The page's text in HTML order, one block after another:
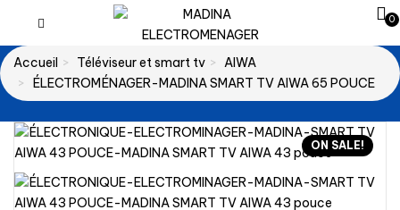
0
Accueil Téléviseur et smart tv
AIWA
ÉLECTROMÉNAGER-MADINA SMART TV AIWA 65 POUCE
ON SALE!